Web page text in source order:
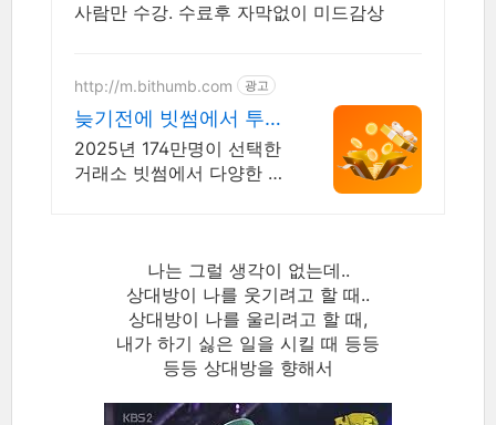
사람만 수강. 수료후 자막없이 미드감상
http://m.bithumb.com 광고
늦기전에 빗썸에서 투자
하세요 신규 가입 시 5만
원 혜택
2025년 174만명이 선택한
거래소 빗썸에서 다양한 혜
나는 그럴 생각이 없는데..
상대방이 나를 웃기려고 할 때..
상대방이 나를 울리려고 할 때,
내가 하기 싫은 일을 시킬 때 등등
등등 상대방을 향해서